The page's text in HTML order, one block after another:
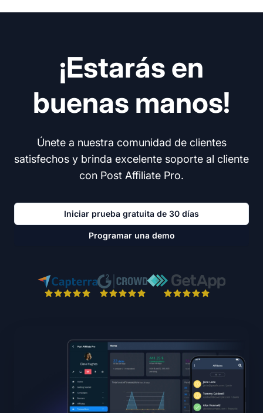
¡Estarás en
buenas manos!
Únete a nuestra comunidad de clientes
satisfechos y brinda excelente soporte al cliente
con Post Affiliate Pro.
Iniciar prueba gratuita de 30 días
Programar una demo